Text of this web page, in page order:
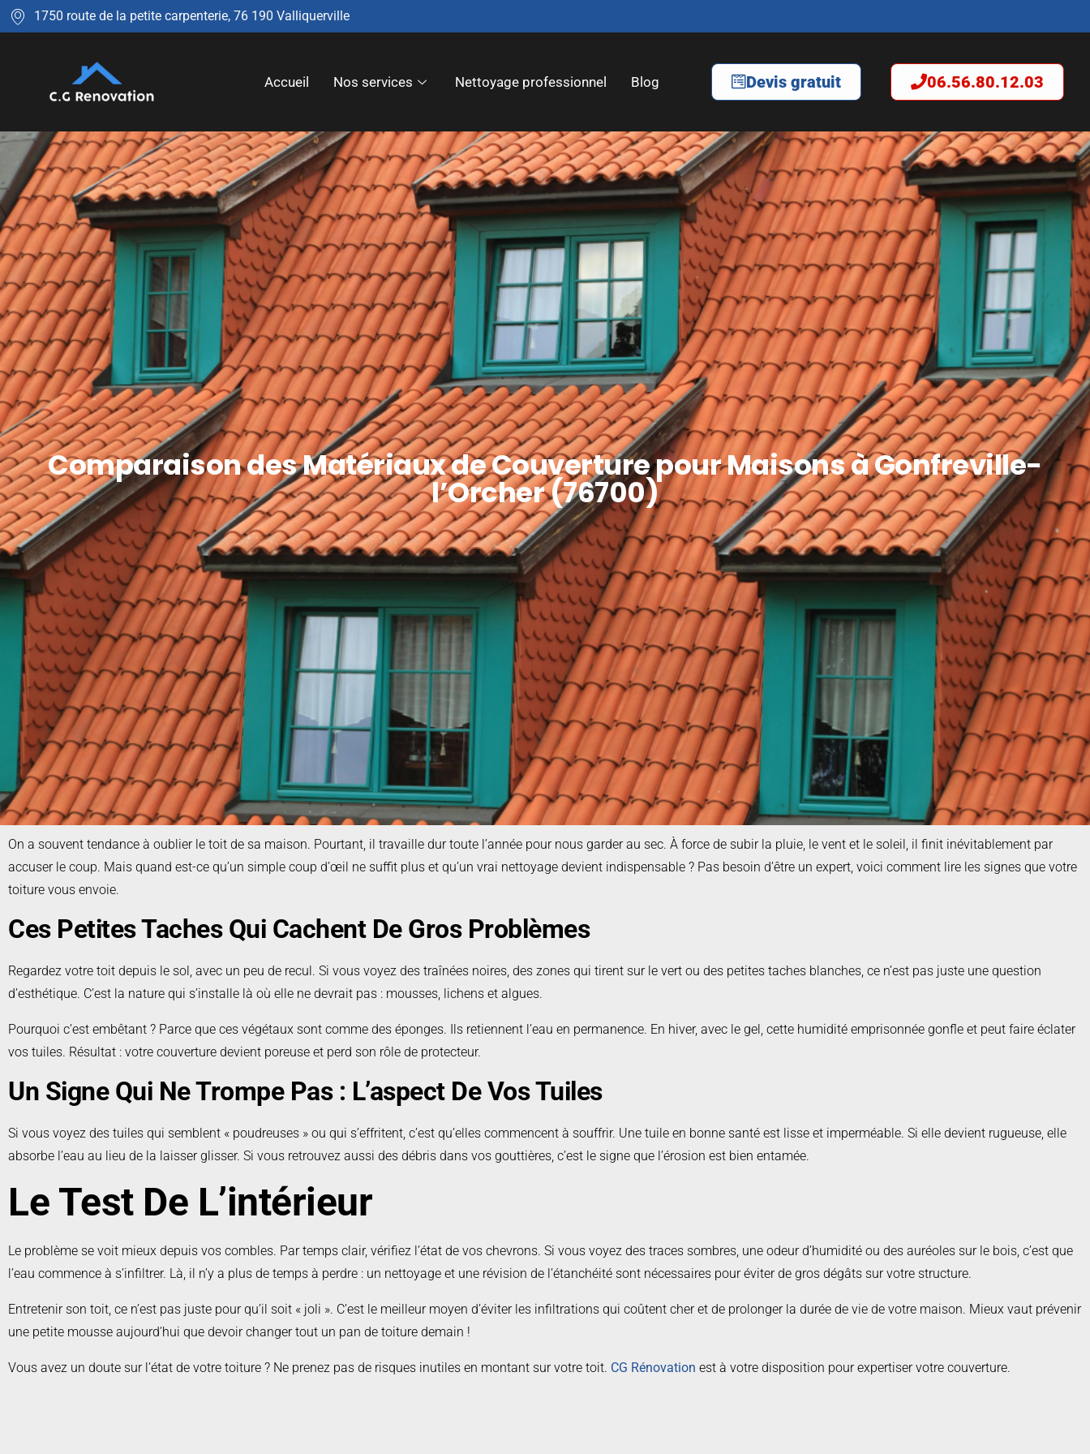
1750 route de la petite carpenterie, 76 190 Valliquerville
Accueil Nos services Nettoyage professionnel Blog Devis gratuit 06.56.80.12.03
Comparaison des Matériaux de Couverture pour Maisons à Gonfreville-
l’Orcher (76700)
On a souvent tendance à oublier le toit de sa maison. Pourtant, il travaille dur toute l’année pour nous garder au sec. À force de subir la pluie, le vent et le soleil, il finit inévitablement par
accuser le coup. Mais quand est-ce qu’un simple coup d’œil ne suffit plus et qu’un vrai nettoyage devient indispensable ? Pas besoin d’être un expert, voici comment lire les signes que votre
toiture vous envoie.
Ces Petites Taches Qui Cachent De Gros Problèmes
Regardez votre toit depuis le sol, avec un peu de recul. Si vous voyez des traînées noires, des zones qui tirent sur le vert ou des petites taches blanches, ce n’est pas juste une question
d’esthétique. C’est la nature qui s’installe là où elle ne devrait pas : mousses, lichens et algues.
Pourquoi c’est embêtant ? Parce que ces végétaux sont comme des éponges. Ils retiennent l’eau en permanence. En hiver, avec le gel, cette humidité emprisonnée gonfle et peut faire éclater
vos tuiles. Résultat : votre couverture devient poreuse et perd son rôle de protecteur.
Un Signe Qui Ne Trompe Pas : L’aspect De Vos Tuiles
Si vous voyez des tuiles qui semblent « poudreuses » ou qui s’effritent, c’est qu’elles commencent à souffrir. Une tuile en bonne santé est lisse et imperméable. Si elle devient rugueuse, elle
absorbe l’eau au lieu de la laisser glisser. Si vous retrouvez aussi des débris dans vos gouttières, c’est le signe que l’érosion est bien entamée.
Le Test De L’intérieur
Le problème se voit mieux depuis vos combles. Par temps clair, vérifiez l’état de vos chevrons. Si vous voyez des traces sombres, une odeur d’humidité ou des auréoles sur le bois, c’est que
l’eau commence à s’infiltrer. Là, il n’y a plus de temps à perdre : un nettoyage et une révision de l’étanchéité sont nécessaires pour éviter de gros dégâts sur votre structure.
Entretenir son toit, ce n’est pas juste pour qu’il soit « joli ». C’est le meilleur moyen d’éviter les infiltrations qui coûtent cher et de prolonger la durée de vie de votre maison. Mieux vaut prévenir
une petite mousse aujourd’hui que devoir changer tout un pan de toiture demain !
Vous avez un doute sur l’état de votre toiture ? Ne prenez pas de risques inutiles en montant sur votre toit. CG Rénovation est à votre disposition pour expertiser votre couverture.